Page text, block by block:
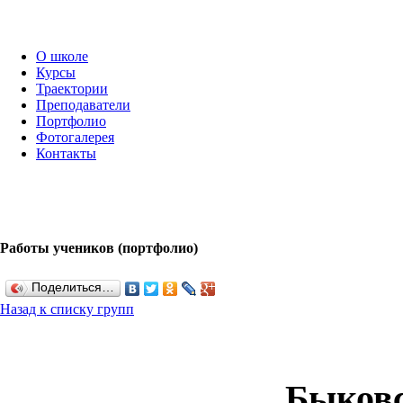
О школе
Курсы
Траектории
Преподаватели
Портфолио
Фотогалерея
Контакты
Работы учеников (портфолио)
Поделиться…
Назад к списку групп